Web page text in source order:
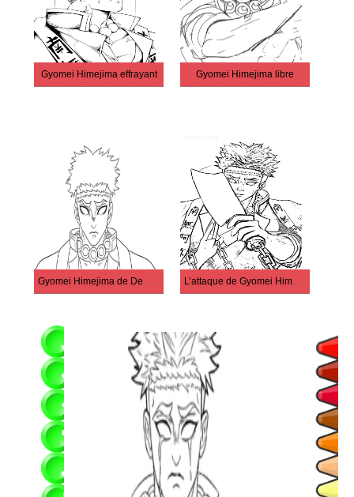
Gyomei Himejima effrayant Gyomei Himejima libre
Gyomei Himejima de Demon Slayer L’attaque de Gyomei Himejima